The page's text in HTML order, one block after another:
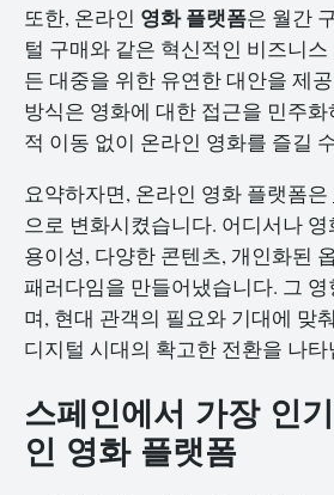
또한, 온라인 영화 플랫폼은 월간
털 구매와 같은 혁신적인 비즈니
든 대중을 위한 유연한 대안을 제
방식은 영화에 대한 접근을 민주
적 이동 없이 온라인 영화를 즐길
요약하자면, 온라인 영화 플랫폼은
으로 변화시켰습니다. 어디서나
용이성, 다양한 콘텐츠, 개인화된
패러다임을 만들어냈습니다. 그
며, 현대 관객의 필요와 기대에 맞
디지털 시대의 확고한 전환을 나타
스페인에서 가장 인
인 영화 플랫폼